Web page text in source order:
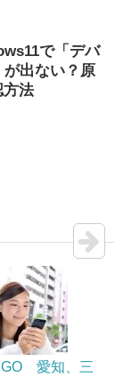
で「デバ
が出ない？原
方法
GO 愛知、三